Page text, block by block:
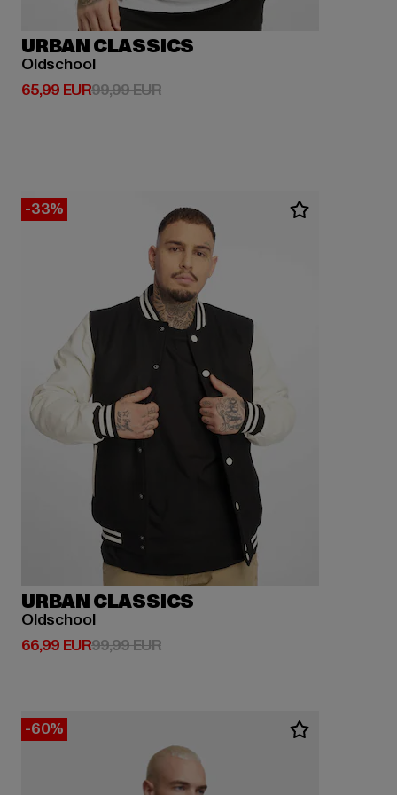
URBAN CLASSICS
Oldschool
65,99 EUR
Derzeitiger Preis: 65,99 EUR
99,99 EURAktionspreis: 99,99 EUR
-33%
URBAN CLASSICS
Oldschool
66,99 EUR
Derzeitiger Preis: 66,99 EUR
99,99 EURAktionspreis: 99,99 EUR
-60%